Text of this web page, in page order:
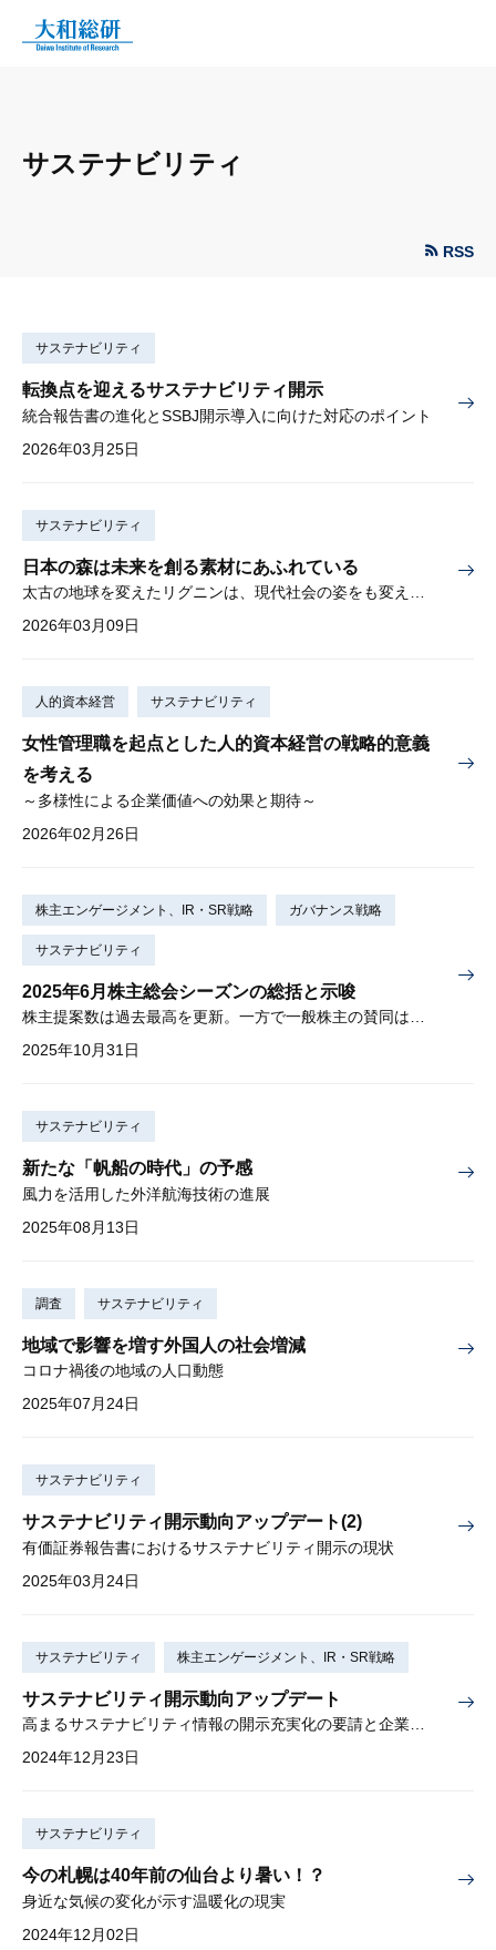
サステナビリティ
RSS
サステナビリティ
転換点を迎えるサステナビリティ開示
統合報告書の進化とSSBJ開示導入に向けた対応のポイント
2026年03月25日
サステナビリティ
日本の森は未来を創る素材にあふれている
太古の地球を変えたリグニンは、現代社会の姿をも変えるか？
2026年03月09日
人的資本経営 サステナビリティ
女性管理職を起点とした人的資本経営の戦略的意義
を考える
～多様性による企業価値への効果と期待～
2026年02月26日
株主エンゲージメント、IR・SR戦略 ガバナンス戦略
サステナビリティ
2025年6月株主総会シーズンの総括と示唆
株主提案数は過去最高を更新。一方で一般株主の賛同は限定的。
2025年10月31日
サステナビリティ
新たな「帆船の時代」の予感
風力を活用した外洋航海技術の進展
2025年08月13日
調査 サステナビリティ
地域で影響を増す外国人の社会増減
コロナ禍後の地域の人口動態
2025年07月24日
サステナビリティ
サステナビリティ開示動向アップデート(2)
有価証券報告書におけるサステナビリティ開示の現状
2025年03月24日
サステナビリティ 株主エンゲージメント、IR・SR戦略
サステナビリティ開示動向アップデート
高まるサステナビリティ情報の開示充実化の要請と企業の実務対応
2024年12月23日
サステナビリティ
今の札幌は40年前の仙台より暑い！？
身近な気候の変化が示す温暖化の現実
2024年12月02日